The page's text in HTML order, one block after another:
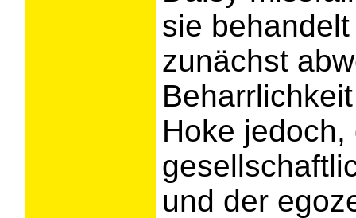
sie
zunächst
Hoke
und der